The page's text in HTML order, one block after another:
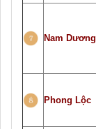
Nam Dương
Phong Lộc